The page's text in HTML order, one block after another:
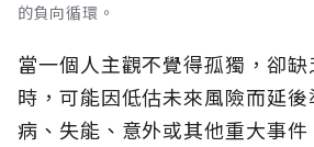
的負向循環。
當一個人主觀不覺得孤獨，卻
時，可能因低估未來風險而延
病、失能、意外或其他重大事